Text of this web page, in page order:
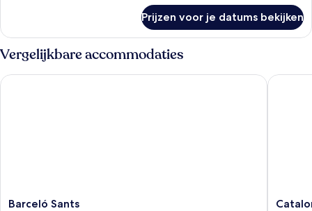
kamer
Prijzen voor je datums bekijken
Vergelijkbare accommodaties
Barceló
Barceló Sants
Barceló Sants